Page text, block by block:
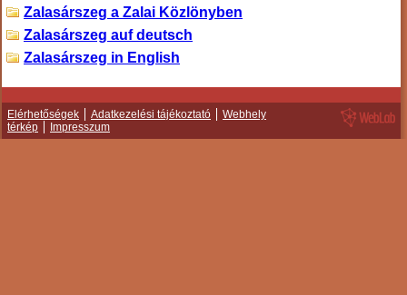
Zalasárszeg a Zalai Közlönyben
Zalasárszeg auf deutsch
Zalasárszeg in English
Elérhetőségek Adatkezelési tájékoztató
Webhely
térkép
Impresszum